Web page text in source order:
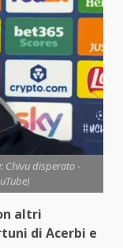
Chivu disperato -
altri
di Acerbi e